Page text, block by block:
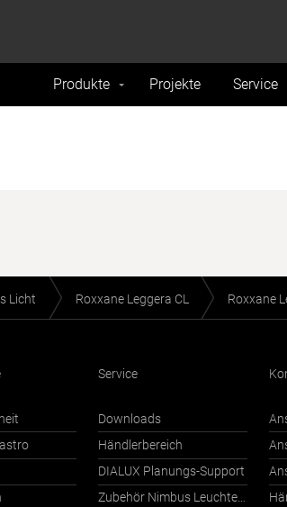
Produkte Projekte Service
Licht Roxxane Leggera CL Roxxane
Service
Downloads
Händlerbereich
DIALUX Planungs-Support
Zubehör Nimbus Leuchten mit Häfele Connect